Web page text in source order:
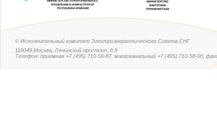
© Исполнительный комитет Электроэнергетического Совета СНГ
119049,Москва, Ленинский проспект, д.9
Телефон: приемная +7 (495) 710-56-87, многоканальный +7 (495) 710-58-00,